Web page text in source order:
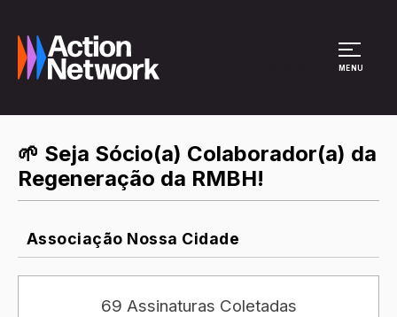
MENU
🌱 Seja Sócio(a) Colaborador(a) da
Regeneração da RMBH!
Associação Nossa Cidade
69 Assinaturas Coletadas